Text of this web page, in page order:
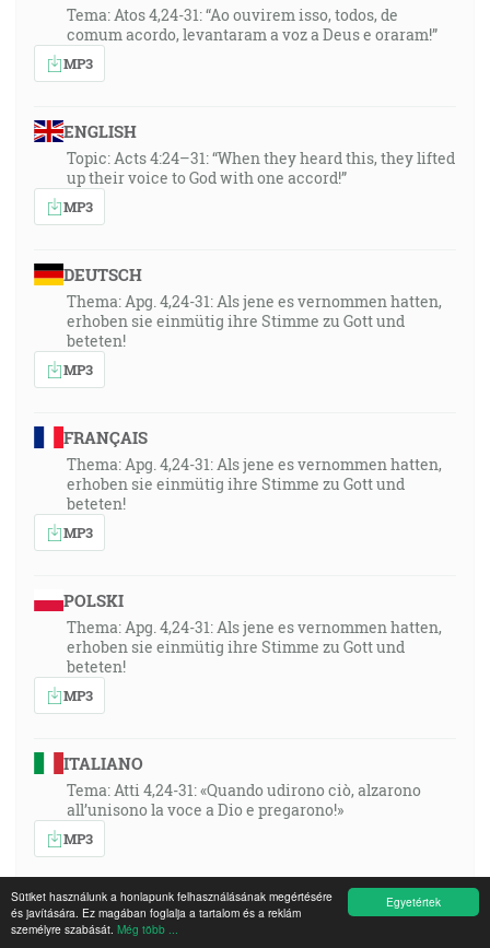
Egyetértek
Sütiket használunk a honlapunk felhasználásának megértésére
és javítására. Ez magában foglalja a tartalom és a reklám
személyre szabását. Még több ...
Tema: Atos 4,24-31: “Ao ouvirem isso, todos, de
comum acordo, levantaram a voz a Deus e oraram!”
MP3
ENGLISH
Topic: Acts 4:24–31: “When they heard this, they lifted
up their voice to God with one accord!”
MP3
DEUTSCH
Thema: Apg. 4,24-31: Als jene es vernommen hatten,
erhoben sie einmütig ihre Stimme zu Gott und
beteten!
MP3
FRANÇAIS
Thema: Apg. 4,24-31: Als jene es vernommen hatten,
erhoben sie einmütig ihre Stimme zu Gott und
beteten!
MP3
POLSKI
Thema: Apg. 4,24-31: Als jene es vernommen hatten,
erhoben sie einmütig ihre Stimme zu Gott und
beteten!
MP3
ITALIANO
Tema: Atti 4,24-31: «Quando udirono ciò, alzarono
all’unisono la voce a Dio e pregarono!»
MP3
ROMÂNA
Tema din Faptele Apostolilor 4:24 - 31 Cand au auzit ei